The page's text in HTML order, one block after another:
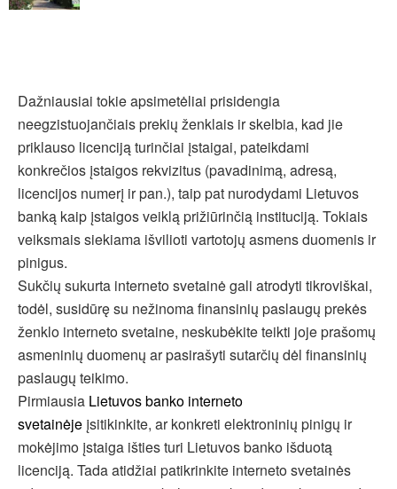
Dažniausiai tokie apsimetėliai prisidengia
neegzistuojančiais prekių ženklais ir skelbia, kad jie
priklauso licenciją turinčiai įstaigai, pateikdami
konkrečios įstaigos rekvizitus (pavadinimą, adresą,
licencijos numerį ir pan.), taip pat nurodydami Lietuvos
banką kaip įstaigos veiklą prižiūrinčią instituciją. Tokiais
veiksmais siekiama išvilioti vartotojų asmens duomenis ir
pinigus.
Sukčių sukurta interneto svetainė gali atrodyti tikroviškai,
todėl, susidūrę su nežinoma finansinių paslaugų prekės
ženklo interneto svetaine, neskubėkite teikti joje prašomų
asmeninių duomenų ar pasirašyti sutarčių dėl finansinių
paslaugų teikimo.
Pirmiausia Lietuvos banko interneto
svetainėje įsitikinkite, ar konkreti elektroninių pinigų ir
mokėjimo įstaiga išties turi Lietuvos banko išduotą
licenciją. Tada atidžiai patikrinkite interneto svetainės